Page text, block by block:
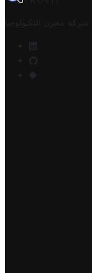
شركة مخزن التكنولوجيا